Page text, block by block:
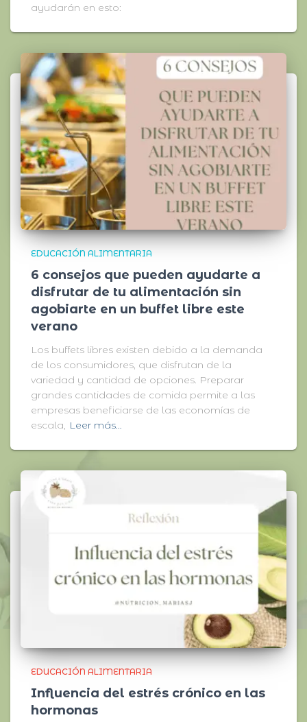
ayudarán en esto:
EDUCACIÓN ALIMENTARIA
6 consejos que pueden ayudarte a
disfrutar de tu alimentación sin
agobiarte en un buffet libre este
verano
Los buffets libres existen debido a la demanda
de los consumidores, que disfrutan de la
variedad y cantidad de opciones. Preparar
grandes cantidades de comida permite a las
empresas beneficiarse de las economías de
escala, Leer más…
EDUCACIÓN ALIMENTARIA
Influencia del estrés crónico en las
hormonas